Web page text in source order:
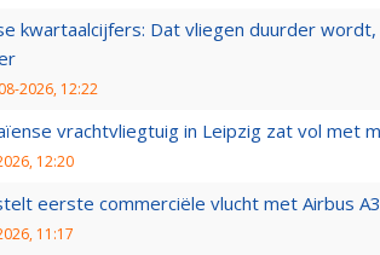
kwartaalcijfers: Dat vliegen duurder
2026, 12:22
vrachtvliegtuig in Leipzig zat vol met
12:20
eerste commerciële vlucht met Airbus
11:17